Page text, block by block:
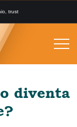
trust
diventa